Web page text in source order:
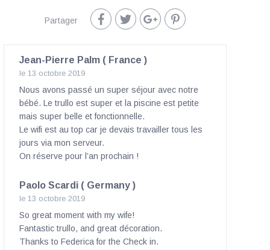
Partager
Jean-Pierre Palm ( France )
le 13 octobre 2019
Nous avons passé un super séjour avec notre
bébé. Le trullo est super et la piscine est petite
mais super belle et fonctionnelle.
Le wifi est au top car je devais travailler tous les
jours via mon serveur.
On réserve pour l’an prochain !
Paolo Scardi ( Germany )
le 13 octobre 2019
So great moment with my wife!
Fantastic trullo, and great décoration.
Thanks to Federica for the Check in.